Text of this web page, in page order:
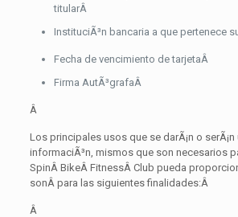
titularÂ
InstituciÃ³n bancaria a que pertenece
Fecha de vencimiento de tarjetaÂ
Firma AutÃ³grafaÂ
Â
Los principales usos que se darÃ¡n o
informaciÃ³n, mismos que son necesarios
SpinÂ BikeÂ FitnessÂ Club pueda
sonÂ para las siguientes finalidades:Â
Â